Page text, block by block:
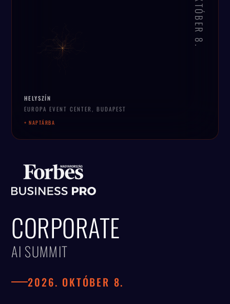
HELYSZÍN
EUROPA EVENT CENTER, BUDAPEST
+ NAPTÁRBA
CORPORATE
AI SUMMIT
2026. OKTÓBER 8.